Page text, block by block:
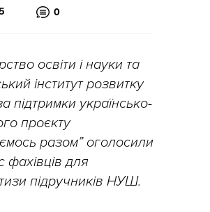
0
освіти і науки та
інститут розвитку
підтримки українсько-
проєкту
разом” оголосили
фахівців для
підручників НУШ.